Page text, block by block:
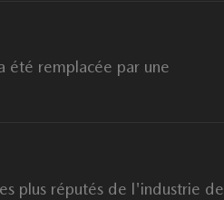
été remplacée par une
plus réputés de l'industrie de